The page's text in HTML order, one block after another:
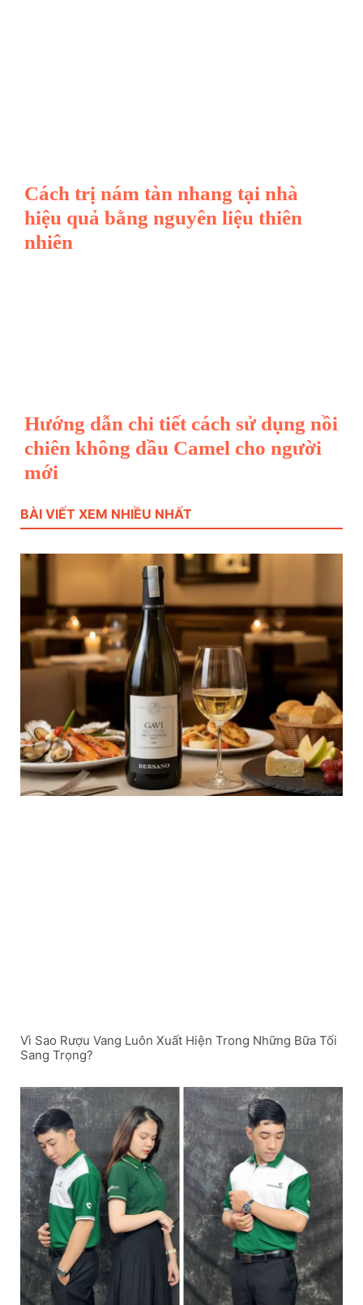
Cách trị nám tàn nhang tại nhà
hiệu quả bằng nguyên liệu thiên
nhiên
Hướng dẫn chi tiết cách sử dụng nồi
chiên không dầu Camel cho người
mới
BÀI VIẾT XEM NHIỀU NHẤT
Vì Sao Rượu Vang Luôn Xuất Hiện Trong Những Bữa Tối
Sang Trọng?